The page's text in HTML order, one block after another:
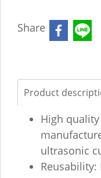
Share
Product
High
ultrasonic
Reusability: